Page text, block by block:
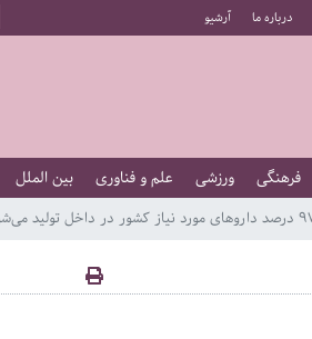
درباره ما آرشیو
فرهنگی ورزشی علم و فناوری بین الملل